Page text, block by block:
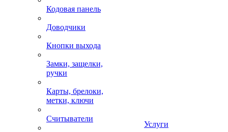
Кодовая панель
Доводчики
Кнопки выхода
Замки, защелки,
ручки
Карты, брелоки,
метки, ключи
Считыватели
Услуги